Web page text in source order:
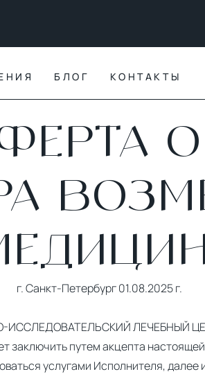
БЛОГ КОНТАКТЫ
г. Санкт-Петербург 01.08.2025 г.
ЛЕЧЕБНЫЙ
путем акцепта
услугами Исполнителя,